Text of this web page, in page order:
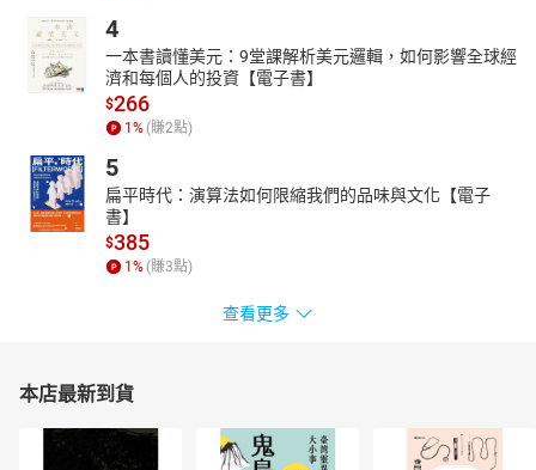
4
一本書讀懂美元：9堂課解析美元邏輯，如何影響全球經
濟和每個人的投資【電子書】
$266
1 % (賺2點)
5
扁平時代：演算法如何限縮我們的品味與文化【電子
書】
$385
1 % (賺3點)
查看更多
本店最新到貨